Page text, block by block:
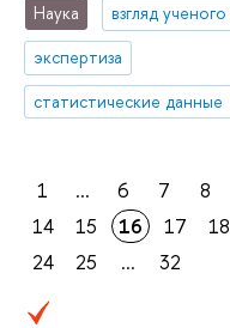
Наука
взгляд ученого
экспертиза
статистические данные
1 ... 6 7 8
14
15 16 17 18
24
25 ... 32